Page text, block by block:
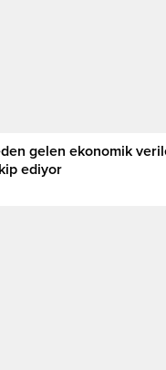
gelen ekonomik
ediyor